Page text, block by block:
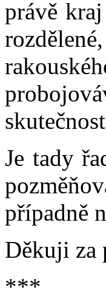
právě
Je tady
případně
Děkuji za